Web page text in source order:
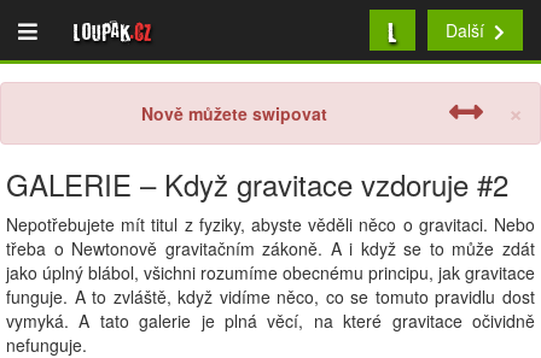
Loupak.cz L Další
×
Nově můžete swipovat
GALERIE – Když gravitace vzdoruje #2
Nepotřebujete mít titul z fyziky, abyste věděli něco o gravitaci. Nebo
třeba o Newtonově gravitačním zákoně. A i když se to může zdát
jako úplný blábol, všichni rozumíme obecnému principu, jak gravitace
funguje. A to zvláště, když vidíme něco, co se tomuto pravidlu dost
vymyká. A tato galerie je plná věcí, na které gravitace očividně
nefunguje.